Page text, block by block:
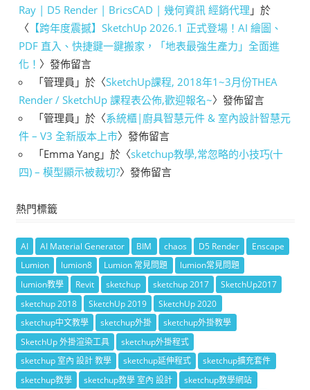
Ray | D5 Render | BricsCAD | 幾何資訊 經銷代理 」於
〈 【跨年度震撼】SketchUp 2026.1 正式登場！AI 繪圖、
PDF 直入、快捷鍵一鍵搬家，「地表最強生產力」全面進
化！ 〉發佈留言
「管理員 」於〈SketchUp課程, 2018年1~3月份THEA
Render / SketchUp 課程表公佈,歡迎報名~〉發佈留言
「管理員 」於〈系統櫃|廚具智慧元件 & 室內設計智慧元
件 – V3 全新版本上市〉發佈留言
「Emma Yang 」於〈sketchup教學,常忽略的小技巧(十
四) – 模型顯示被裁切?〉發佈留言
熱門標籤
AI AI Material Generator BIM chaos D5 Render
Enscape
Lumion
lumion8 Lumion 常見問題
lumion常見問題
lumion教學
Revit sketchup sketchup 2017
SketchUp2017
sketchup 2018
SketchUp 2019
SketchUp 2020
sketchup中文教學
sketchup外掛
sketchup外掛教學
SketchUp 外掛渲染工具
sketchup外掛程式
sketchup 室內 設計 教學
sketchup延伸程式
sketchup擴充套件
sketchup教學
sketchup教學 室內 設計
sketchup教學網站